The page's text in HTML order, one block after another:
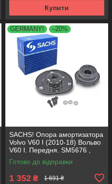
Купити
GERMANY! –20%
SACHS! Опора амортизатора
Volvo V60 I (2010-18) Вольво
V60 I. Передня. SM5676 ,
803053 , KB652.30
Готово до відправки
1 352 ₴ 1 691 ₴